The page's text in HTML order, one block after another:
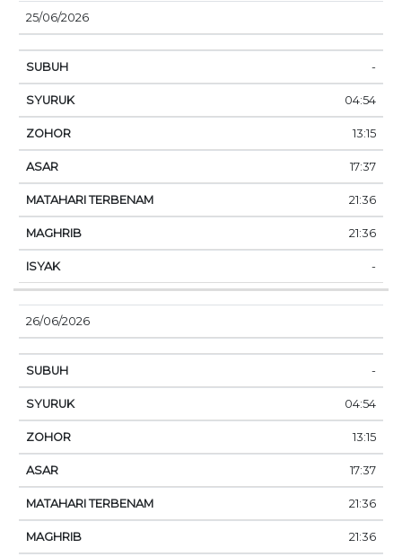
25/06/2026
-
04:54
13:15
17:37
21:36
21:36
-
26/06/2026
-
04:54
13:15
17:37
21:36
21:36